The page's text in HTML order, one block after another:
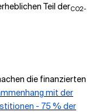
Teil derCO2-
die finanzierten
mit der
- 75 % der